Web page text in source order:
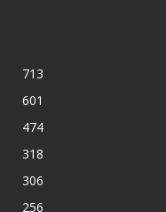
713
601
474
318
306
256